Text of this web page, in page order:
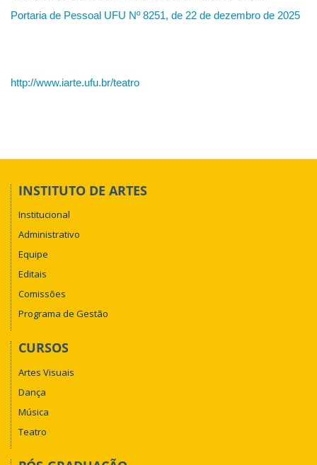
Portaria de Pessoal UFU Nº 8251, de 22 de dezembro de 2025
http://www.iarte.ufu.br/teatro
INSTITUTO DE ARTES
Institucional
Administrativo
Equipe
Editais
Comissões
Programa de Gestão
CURSOS
Artes Visuais
Dança
Música
Teatro